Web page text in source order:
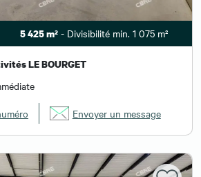
5 425 m² - Divisibilité min. 1 075 m²
LE BOURGET
Envoyer un message